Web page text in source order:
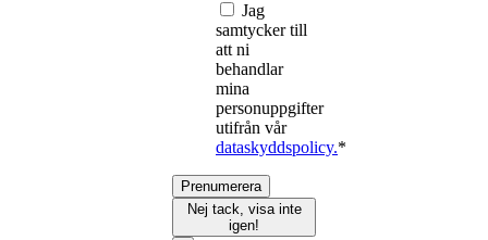
Jag
samtycker till
att ni
behandlar
mina
personuppgifter
utifrån vår
dataskyddspolicy.*
Prenumerera
Nej tack, visa inte
igen!